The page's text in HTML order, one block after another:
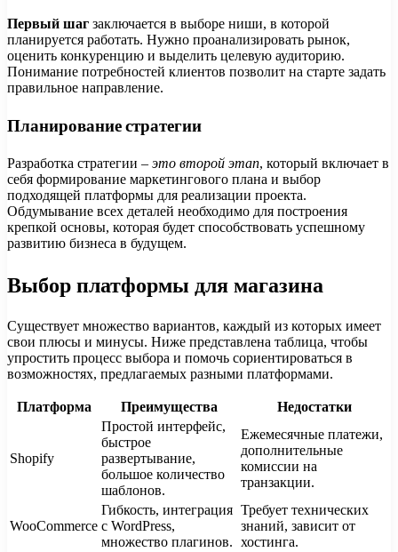
Первый шаг заключается в выборе ниши, в которой
планируется работать. Нужно проанализировать рынок,
оценить конкуренцию и выделить целевую аудиторию.
Понимание потребностей клиентов позволит на старте задать
правильное направление.
Планирование стратегии
Разработка стратегии – это второй этап, который включает в
себя формирование маркетингового плана и выбор
подходящей платформы для реализации проекта.
Обдумывание всех деталей необходимо для построения
крепкой основы, которая будет способствовать успешному
развитию бизнеса в будущем.
Выбор платформы для магазина
Существует множество вариантов, каждый из которых имеет
свои плюсы и минусы. Ниже представлена таблица, чтобы
упростить процесс выбора и помочь сориентироваться в
возможностях, предлагаемых разными платформами.
Платформа Преимущества Недостатки
Shopify
Простой интерфейс,
быстрое
развертывание,
большое количество
шаблонов.
Ежемесячные платежи,
дополнительные
комиссии на
транзакции.
WooCommerce
Гибкость, интеграция
с WordPress,
множество плагинов.
Требует технических
знаний, зависит от
хостинга.